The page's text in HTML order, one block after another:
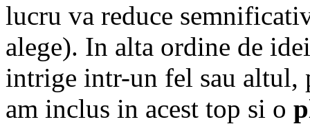
lucru va reduce
alege). In alta ordine de
intrige intr-un fel sau altul,
am inclus in acest top si o